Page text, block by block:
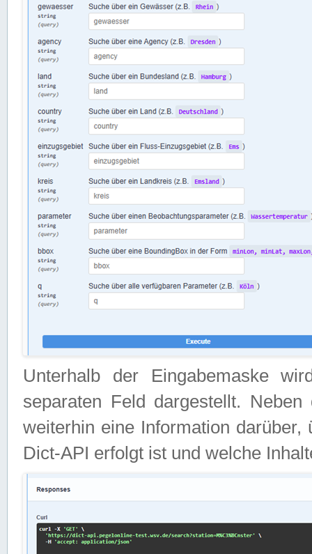
Unterhalb der Eingabemaske
separaten Feld dargestellt.
weiterhin eine Information
Dict-API erfolgt ist und welche